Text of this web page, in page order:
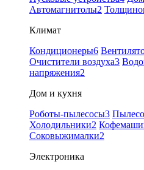
Автомагнитолы2
Климат
Кондиционеры6
Очистители воздуха3
напряжения2
Дом и кухня
Роботы-пылесосы3
Холодильники2
Соковыжималки2
Электроника